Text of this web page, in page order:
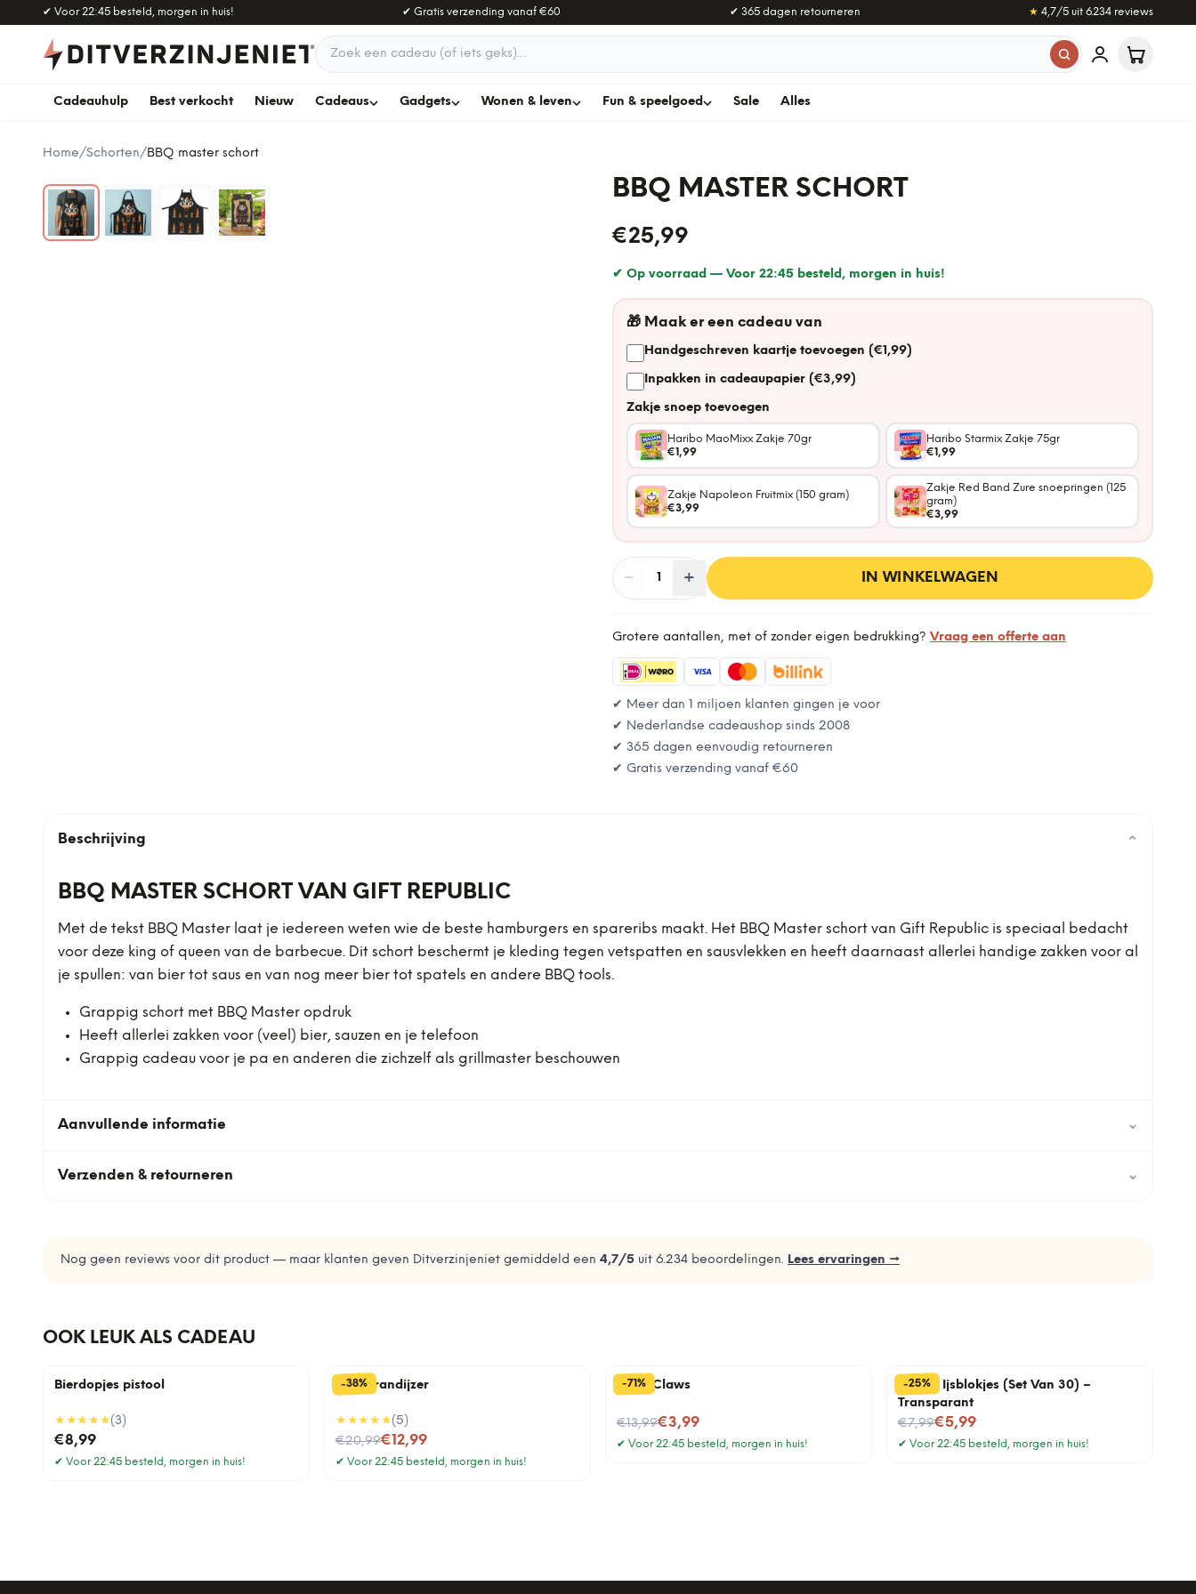
Naar hoofdinhoud
✔ Voor 22:45 besteld, morgen in huis! ✔ Gratis verzending vanaf€60 ✔ 365 dagen retourneren ★ 4,7/5 uit 6.234reviews
Zoek een cadeau
Cadeauhulp Best verkocht Nieuw Cadeaus Gadgets Wonen & leven Fun & speelgoed Sale Alles
Home/Schorten/BBQ master schort
BBQ MASTER SCHORT
€25,99
✔ Op voorraad — Voor 22:45 besteld, morgen in huis!
🎁 Maak er een cadeau van
Handgeschreven kaartje toevoegen (€1,99)
Inpakken in cadeaupapier (€3,99)
Zakje snoep toevoegen
Haribo MaoMixx Zakje 70gr
€1,99
Haribo Starmix Zakje 75gr
€1,99
Zakje Napoleon Fruitmix (150 gram)
€3,99
Zakje Red Band Zure snoepringen (125
gram)
€3,99
− Aantal
1 + IN WINKELWAGEN
Grotere aantallen, met of zonder eigen bedrukking? Vraag een offerte aan
✔ Meer dan 1 miljoen klanten gingen je voor
✔ Nederlandse cadeaushop sinds 2008
✔ 365 dagen eenvoudig retourneren
✔ Gratis verzending vanaf €60
Beschrijving ⌄
BBQ MASTER SCHORT VAN GIFT REPUBLIC
Met de tekst BBQ Master laat je iedereen weten wie de beste hamburgers en spareribs maakt. Het BBQ Master schort van Gift Republic is speciaal bedacht
voor deze king of queen van de barbecue. Dit schort beschermt je kleding tegen vetspatten en sausvlekken en heeft daarnaast allerlei handige zakken voor al
je spullen: van bier tot saus en van nog meer bier tot spatels en andere BBQ tools.
Grappig schort met BBQ Master opdruk
Heeft allerlei zakken voor (veel) bier, sauzen en je telefoon
Grappig cadeau voor je pa en anderen die zichzelf als grillmaster beschouwen
Aanvullende informatie ⌄
Verzenden & retourneren ⌄
Nog geen reviews voor dit product — maar klanten geven Ditverzinjeniet gemiddeld een 4,7/5 uit 6.234 beoordelingen. Lees ervaringen →
OOK LEUK ALS CADEAU
Bierdopjes pistool
★★★★★(3)
€8,99
✔ Voor 22:45 besteld, morgen in huis!
-38%
BBQ brandijzer
★★★★★( 5 )
€20,99
Nu voor€12,99
✔ Voor 22:45 besteld, morgen in huis!
-71%
Meat Claws
€13,99
Nu voor€3,99
✔ Voor 22:45 besteld, morgen in huis!
-25%
Plastic Ijsblokjes (Set Van 30) –
Transparant
€7,99
Nu voor€5,99
✔ Voor 22:45 besteld, morgen in huis!